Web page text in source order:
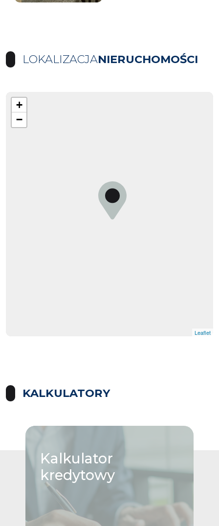
LOKALIZACJANIERUCHOMOŚCI
+
−
Leaflet
KALKULATORY
Kalkulator
kredytowy